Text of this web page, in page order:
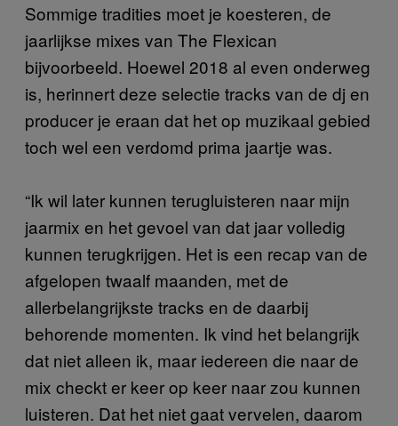
Sommige tradities moet je koesteren, de
jaarlijkse mixes van The Flexican
bijvoorbeeld. Hoewel 2018 al even onderweg
is, herinnert deze selectie tracks van de dj en
producer je eraan dat het op muzikaal gebied
toch wel een verdomd prima jaartje was.
“Ik wil later kunnen terugluisteren naar mijn
jaarmix en het gevoel van dat jaar volledig
kunnen terugkrijgen. Het is een recap van de
afgelopen twaalf maanden, met de
allerbelangrijkste tracks en de daarbij
behorende momenten. Ik vind het belangrijk
dat niet alleen ik, maar iedereen die naar de
mix checkt er keer op keer naar zou kunnen
luisteren. Dat het niet gaat vervelen, daarom